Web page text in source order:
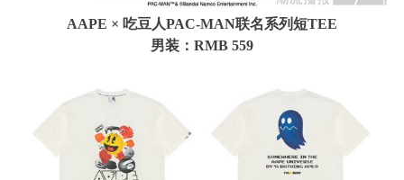
AAPE × 吃豆人PAC-MAN联名系列短TEE
男装：RMB 559